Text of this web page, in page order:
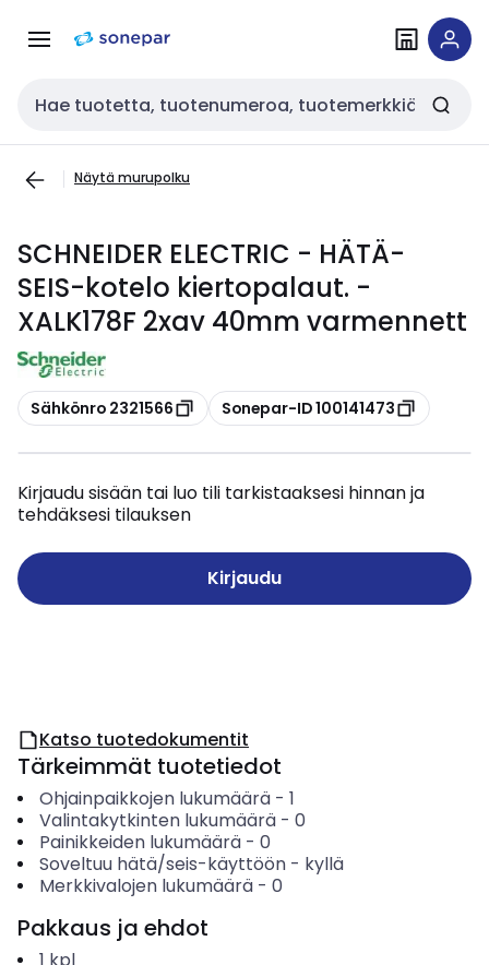
navigointiinsisältöön
Haku
Näytä murupolku
SCHNEIDER ELECTRIC - HÄTÄ-
SEIS-kotelo kiertopalaut. -
XALK178F 2xav 40mm varmennett
Kopioi
Sähkönro 2321566 Kopioi
Sonepar-ID 100141473
Kirjaudu sisään tai luo tili tarkistaaksesi hinnan ja
tehdäksesi tilauksen
Kirjaudu
Katso tuotedokumentit
Tärkeimmät tuotetiedot
Ohjainpaikkojen lukumäärä- 1
Valintakytkinten lukumäärä- 0
Painikkeiden lukumäärä- 0
Soveltuu hätä/seis-käyttöön- kyllä
Merkkivalojen lukumäärä- 0
Pakkaus ja ehdot